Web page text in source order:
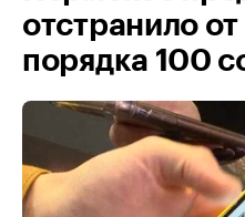
отстранило
порядка 100